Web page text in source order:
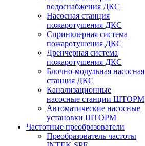
водоснабжения ДКС
Насосная станция
пожаротушения ДКС
Спринклерная система
пожаротушения ДКС
Дренчерная система
пожаротушения ДКС
Блочно-модульная насосная
станция ДКС
Канализационные
насосные станции ШТОРМ
Автоматические насосные
установки ШТОРМ
Частотные преобразователи
Преобразователь частоты